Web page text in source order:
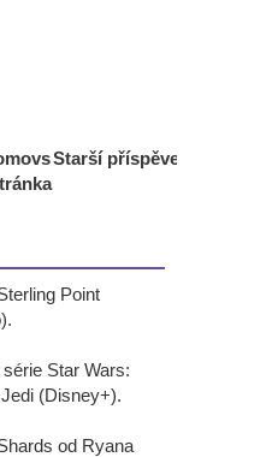
Starší příspěvek
Point
Star Wars:
(Disney+).
od Ryana